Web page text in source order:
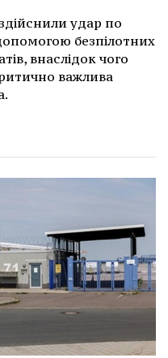
удар по
безпілотних
внаслідок чого
важлива